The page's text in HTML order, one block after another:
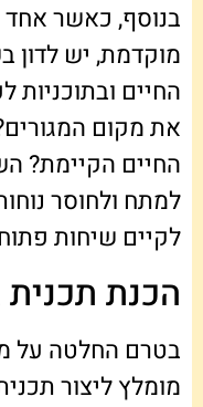
בנוסף, כאשר אחד
מוקדמת, יש לדון
החיים
את מקום
החיים הקיימת?
למתח ולחוסר
לקיים שיחות
הכנת תכנית
בטרם החלטה על
מומלץ ליצור